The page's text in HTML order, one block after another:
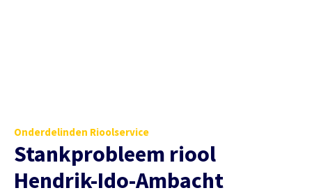
Onderdelinden Rioolservice
Stankprobleem riool
Hendrik-Ido-Ambacht